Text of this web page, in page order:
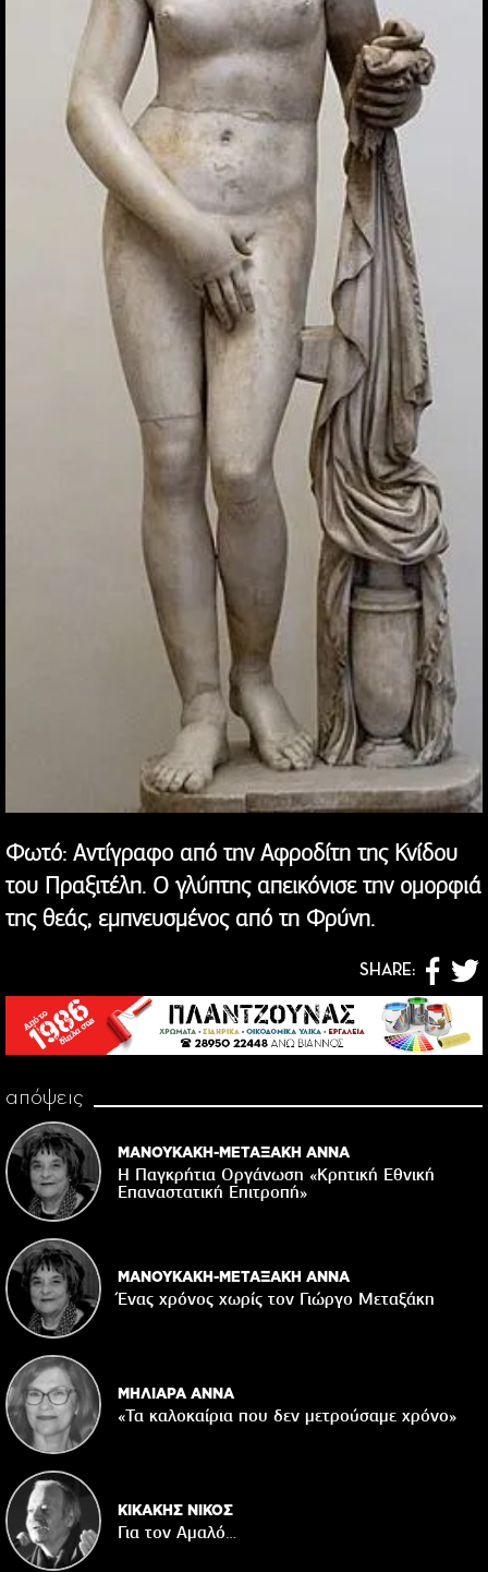
Φωτό: Αντίγραφο από την Αφροδίτη της Κνίδου
του Πραξιτέλη. Ο γλύπτης απεικόνισε την ομορφιά
της θεάς, εμπνευσμένος από τη Φρύνη.
SHARE:
απόψεις
ΜΑΝΟΥΚΑΚΗ-ΜΕΤΑΞΑΚΗ ΑΝΝΑ
Η Παγκρήτια Οργάνωση «Κρητική Εθνική
Επαναστατική Eπιτροπή»
ΜΑΝΟΥΚΑΚΗ-ΜΕΤΑΞΑΚΗ ΑΝΝΑ
Ένας χρόνος χωρίς τον Γιώργο Μεταξάκη
ΜΗΛΙΑΡΑ ΑΝΝΑ
«Τα καλοκαίρια που δεν μετρούσαμε χρόνο»
ΚΙΚΑΚΗΣ ΝΙΚΟΣ
Για τον Αμαλό…